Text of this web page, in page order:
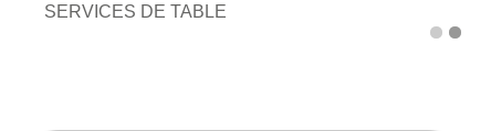
SERVICES DE TABLE